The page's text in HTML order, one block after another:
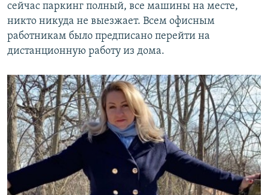
сейчас паркинг полный, все машины на месте,
никто никуда не выезжает. Всем офисным
работникам было предписано перейти на
дистанционную работу из дома.